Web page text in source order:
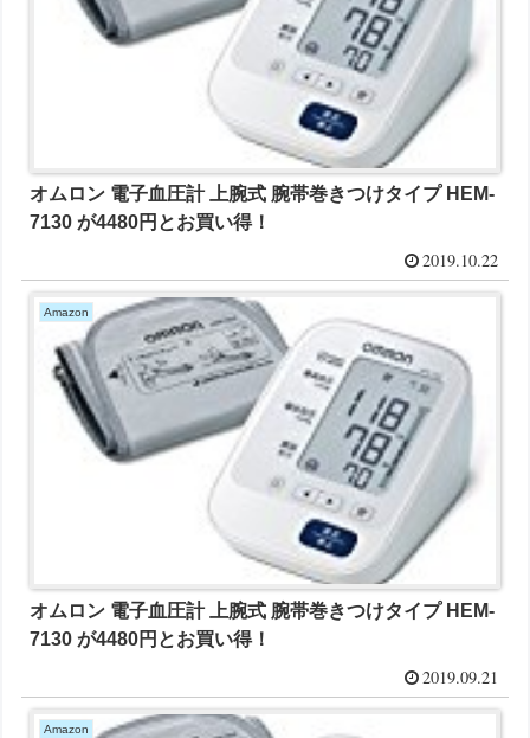
オムロン 電子血圧計 上腕式 腕帯巻きつけタイプ HEM-
7130 が4480円とお買い得！
2019.10.22
Amazon
オムロン 電子血圧計 上腕式 腕帯巻きつけタイプ HEM-
7130 が4480円とお買い得！
2019.09.21
Amazon